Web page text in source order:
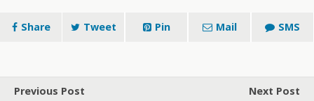
Share Tweet Pin Mail SMS
Previous Post
Next Post